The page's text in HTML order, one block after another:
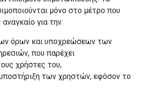
μόνο στο μέτρο που
για την:
όρων και υποχρεώσεων των
που παρέχει
χρήστες του,
των χρηστών, εφόσον το